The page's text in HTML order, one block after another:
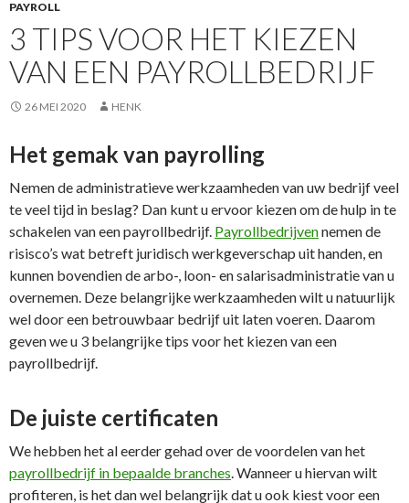
PAYROLL
3 TIPS VOOR HET KIEZEN
VAN EEN PAYROLLBEDRIJF
26 MEI 2020 HENK
Het gemak van payrolling
Nemen de administratieve werkzaamheden van uw bedrijf veel
te veel tijd in beslag? Dan kunt u ervoor kiezen om de hulp in te
schakelen van een payrollbedrijf. Payrollbedrijvennemen de
risisco’s wat betreft juridisch werkgeverschap uit handen, en
kunnen bovendien de arbo-, loon- en salarisadministratie van u
overnemen. Deze belangrijke werkzaamheden wilt u natuurlijk
wel door een betrouwbaar bedrijf uit laten voeren. Daarom
geven we u 3 belangrijke tips voor het kiezen van een
payrollbedrijf.
De juiste certificaten
We hebben het al eerder gehad over de voordelen van het
payrollbedrijf in bepaalde branches. Wanneer u hiervan wilt
profiteren, is het dan wel belangrijk dat u ook kiest voor een